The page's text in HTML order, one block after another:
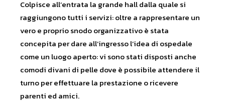
Colpisce all’entrata la grande hall dalla quale si
raggiungono tutti i servizi: oltre a rappresentare un
vero e proprio snodo organizzativo è stata
concepita per dare all’ingresso l’idea di ospedale
come un luogo aperto: vi sono stati disposti anche
comodi divani di pelle dove è possibile attendere il
turno per effettuare la prestazione o ricevere
parenti ed amici.